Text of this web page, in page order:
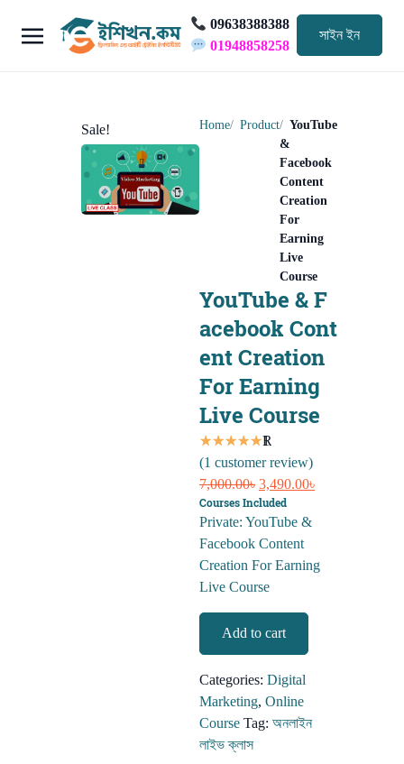
09638388388
01948858258
সাইন ইন
Sale! Home Product
YouTube
&
Facebook
Content
Creation
For
Earning
Live
Course
YouTube & F
acebook Cont
ent Creation
For Earning
Live Course
Rated
5.00out of
5 based on
1
customer
rating
(1 customer review)
7,000.00৳ Original
price
was:
7,000.00৳.
3,490.00৳Current
Courses Included
Private: YouTube &
Facebook Content
Creation For Earning
Live Course
Content
Creation
For
Earning
Add to cart
Categories: Digital
Marketing, Online
Course Tag: অনলাইন
লাইভ ক্লাস